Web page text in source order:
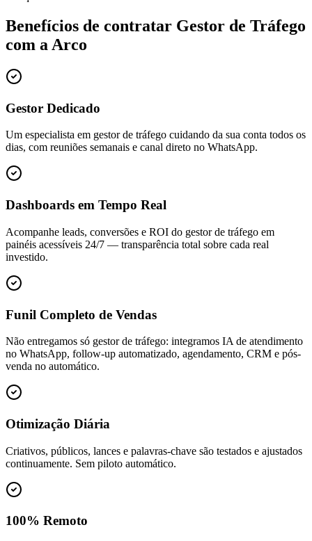
Benefícios de contratar Gestor de Tráfego
com a Arco
Gestor Dedicado
Um especialista em gestor de tráfego cuidando da sua conta todos os
dias, com reuniões semanais e canal direto no WhatsApp.
Dashboards em Tempo Real
Acompanhe leads, conversões e ROI do gestor de tráfego em
painéis acessíveis 24/7 — transparência total sobre cada real
investido.
Funil Completo de Vendas
Não entregamos só gestor de tráfego: integramos IA de atendimento
no WhatsApp, follow-up automatizado, agendamento, CRM e pós-
venda no automático.
Otimização Diária
Criativos, públicos, lances e palavras-chave são testados e ajustados
continuamente. Sem piloto automático.
100% Remoto